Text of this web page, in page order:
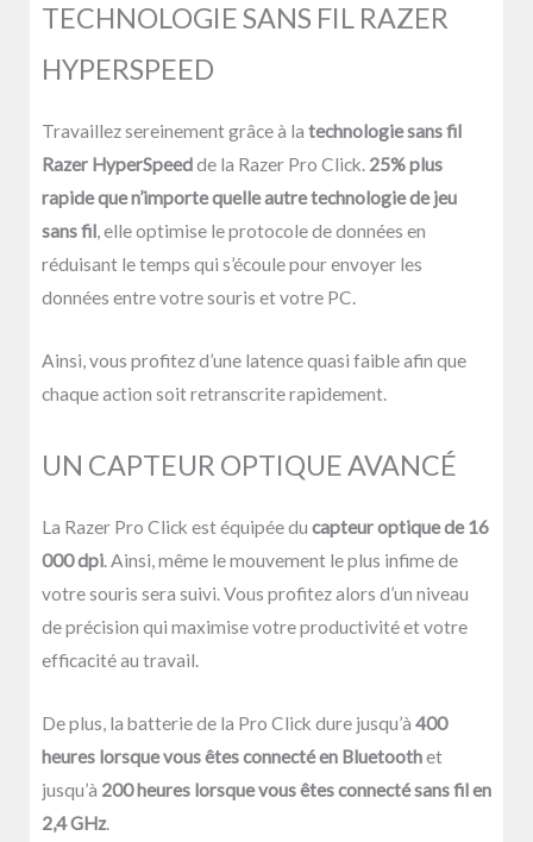
TECHNOLOGIE SANS FIL RAZER
HYPERSPEED
Travaillez sereinement grâce à la technologie sans fil
Razer HyperSpeedde la Razer Pro Click. 25% plus
rapide que n’importe quelle autre technologie de jeu
sans fil, elle optimise le protocole de données en
réduisant le temps qui s’écoule pour envoyer les
données entre votre souris et votre PC.
Ainsi, vous profitez d’une latence quasi faible afin que
chaque action soit retranscrite rapidement.
UN CAPTEUR OPTIQUE AVANCÉ
La Razer Pro Click est équipée du capteur optique de 16
000 dpi. Ainsi, même le mouvement le plus infime de
votre souris sera suivi. Vous profitez alors d’un niveau
de précision qui maximise votre productivité et votre
efficacité au travail.
De plus, la batterie de la Pro Click dure jusqu’à 400
heures lorsque vous êtes connecté en Bluetoothet
jusqu’à 200 heures lorsque vous êtes connecté sans fil en
2,4 GHz.